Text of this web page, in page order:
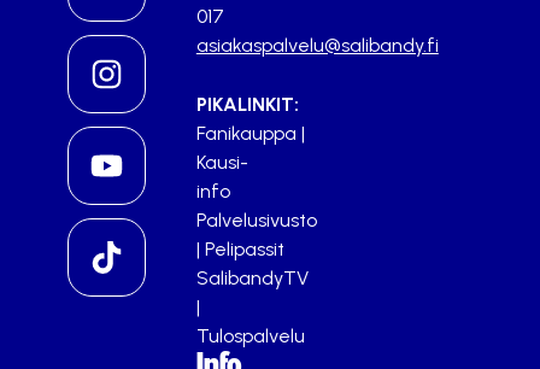
017
asiakaspalvelu@salibandy.fi
PIKALINKIT:
Fanikauppa |
Kausi-
info
Palvelusivusto
| Pelipassit
SalibandyTV
|
Tulospalvelu